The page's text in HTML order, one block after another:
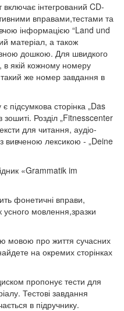
інтегрований CD-
вправами,тестами та
інформацією “Land und
матеріал, а також
дошкою. Для швидкого
в якій кожному номеру
такий же номер завдання в
підсумкова сторінка „Das
Розділ „Fitnesscenter
для читання, аудіо-
вивченою лексикою - „Deine
«Grammatik im
фонетичні вправи,
усного мовлення,зразки
мовою про життя сучасних
на окремих сторінках
пропонує тести для
Тестові завдання
в підручнику.